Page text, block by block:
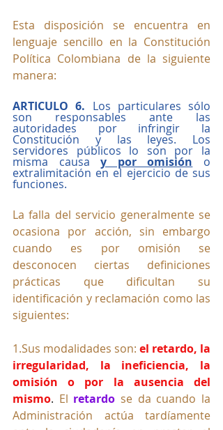
Esta disposición se encuentra en
lenguaje sencillo en la Constitución
Política Colombiana de la siguiente
manera:
ARTICULO 6. Los particulares sólo
son responsables ante las
autoridades por infringir la
Constitución y las leyes. Los
servidores públicos lo son por la
misma causa y por omisión o
extralimitación en el ejercicio de sus
funciones.
La falla del servicio generalmente se
ocasiona por acción, sin embargo
cuando es por omisión se
desconocen ciertas definiciones
prácticas que dificultan su
identificación y reclamación como las
siguientes:
1.Sus modalidades son: el retardo, la
irregularidad, la ineficiencia, la
omisión o por la ausencia del
mismo. El retardo se da cuando la
Administración actúa tardíamente